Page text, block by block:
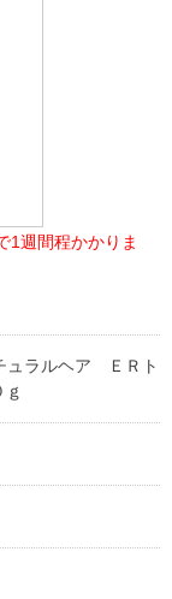
1週間程かかりま
ュラルヘア ＥＲト